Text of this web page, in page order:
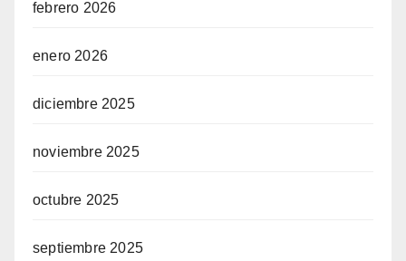
febrero 2026
enero 2026
diciembre 2025
noviembre 2025
octubre 2025
septiembre 2025